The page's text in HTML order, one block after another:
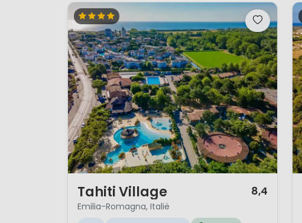
Tahiti Village 8,4
Emilia-Romagna, Italië